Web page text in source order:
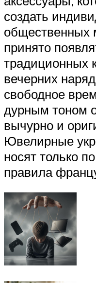
создать
общественных
принято
традиционных
вечерних
свободное
дурным тоном
вычурно и
Ювелирные
носят только
правила